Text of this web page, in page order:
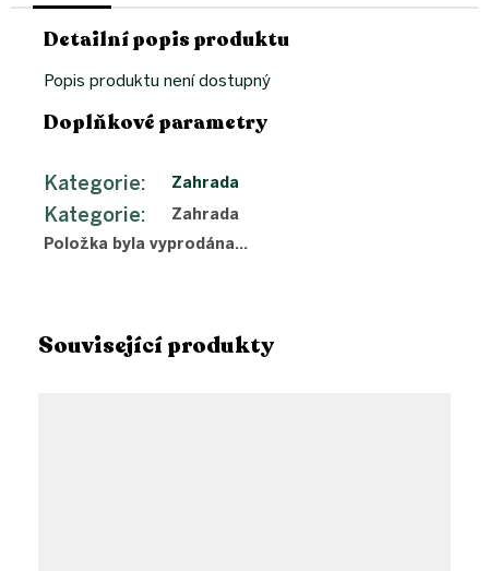
Související produkty
Detailní popis produktu
Popis produktu není dostupný
Doplňkové parametry
Kategorie: Zahrada
Kategorie:
Zahrada
Položka byla vyprodána…